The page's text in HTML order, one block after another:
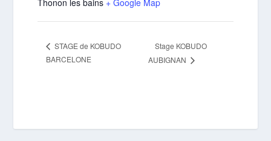
Thonon les bains + Google Map
STAGE de KOBUDO
BARCELONE
Stage KOBUDO
AUBIGNAN